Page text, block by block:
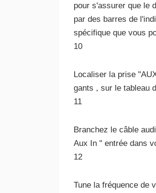
pour s'assurer que le
par des barres de
spécifique que vous
10
Localiser la prise
gants , sur le tableau
11
Branchez le câble
Aux In " entrée dans
12
Tune la fréquence de